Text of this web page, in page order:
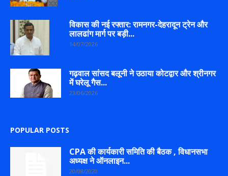
विकास की नई रफ्तार: रामनगर-देहरादून ट्रेन और
लालढांग मार्ग पर बड़ी...
14/07/2026
गढ़वाल सांसद बलूनी ने उठाया कोटद्वार और श्रीनगर
में घरेलू गैस...
23/06/2026
POPULAR POSTS
CPA की कार्यकारी समिति की बैठक , विधानसभा
अध्यक्ष ने ऑनलाइन...
20/08/2020